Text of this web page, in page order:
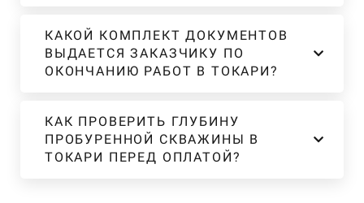
КАКОЙ КОМПЛЕКТ ДОКУМЕНТОВ
ВЫДАЕТСЯ ЗАКАЗЧИКУ ПО
ОКОНЧАНИЮ РАБОТ В ТОКАРИ?
КАК ПРОВЕРИТЬ ГЛУБИНУ
ПРОБУРЕННОЙ СКВАЖИНЫ В
ТОКАРИ ПЕРЕД ОПЛАТОЙ?